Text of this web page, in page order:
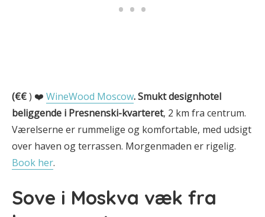
(€€) ❤️ WineWood Moscow.Smukt designhotel
beliggende i Presnenski-kvarteret, 2 km fra centrum.
Værelserne er rummelige og komfortable, med udsigt
over haven og terrassen. Morgenmaden er rigelig.
Book her.
Sove i Moskva væk fra